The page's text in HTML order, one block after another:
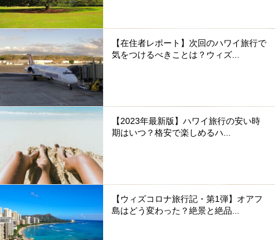
【在住者レポート】次回のハワイ旅行で
気をつけるべきことは？ウィズ...
【2023年最新版】ハワイ旅行の安い時
期はいつ？格安で楽しめるハ...
【ウィズコロナ旅行記・第1弾】オアフ
島はどう変わった？絶景と絶品...